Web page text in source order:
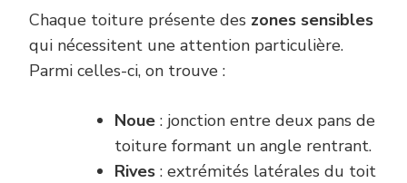
Chaque toiture présente des zones sensibles
qui nécessitent une attention particulière.
Parmi celles-ci, on trouve :
Noue : jonction entre deux pans de
toiture formant un angle rentrant.
Rives : extrémités latérales du toit